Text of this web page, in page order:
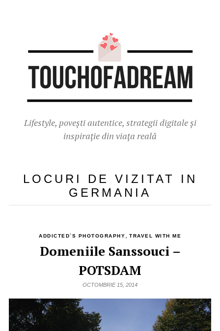
Lifestyle, povești autentice, strategii digitale și
inspirație din viața reală
LOCURI DE VIZITAT IN
GERMANIA
ADDICTED`S PHOTOGRAPHY TRAVEL WITH ME
Domeniile Sanssouci –
POTSDAM
OCTOMBRIE 15, 2014